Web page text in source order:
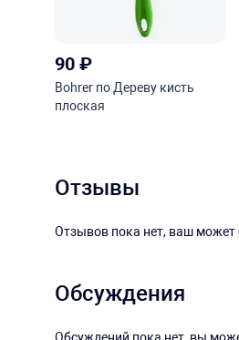
90₽
Bohrer по Дереву кисть
плоская
Отзывы
Отзывов пока нет, ваш
Обсуждения